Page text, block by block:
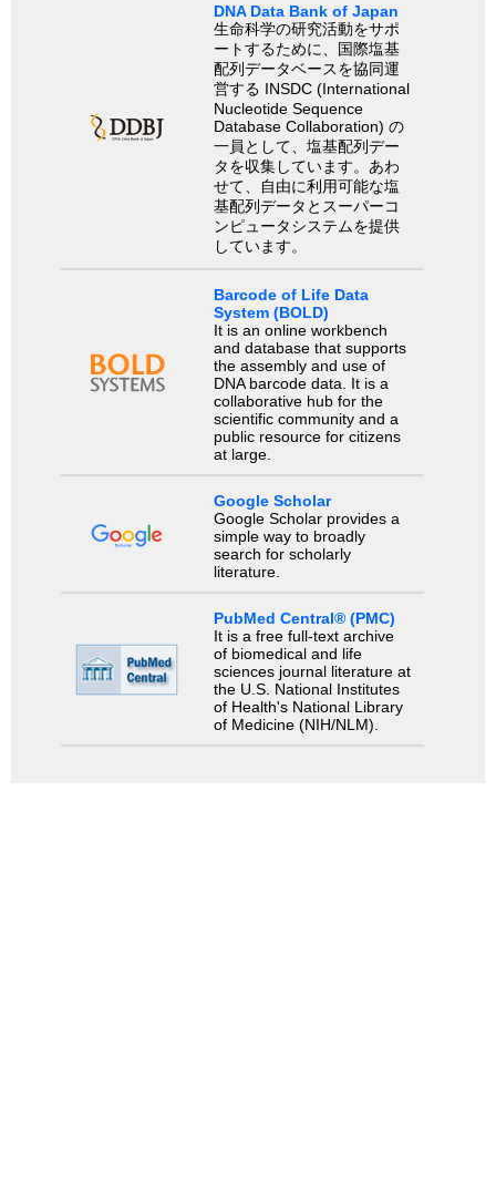
DNA Data Bank of Japan
生命科学の研究活動をサポ
ートするために、国際塩基
配列データベースを協同運
営する INSDC (International
Nucleotide Sequence
Database Collaboration) の
一員として、塩基配列デー
タを収集しています。あわ
せて、自由に利用可能な塩
基配列データとスーパーコ
ンピュータシステムを提供
しています。
Barcode of Life Data
System (BOLD)
It is an online workbench
and database that supports
the assembly and use of
DNA barcode data. It is a
collaborative hub for the
scientific community and a
public resource for citizens
at large.
Google Scholar
Google Scholar provides a
simple way to broadly
search for scholarly
literature.
PubMed Central® (PMC)
It is a free full-text archive
of biomedical and life
sciences journal literature at
the U.S. National Institutes
of Health's National Library
of Medicine (NIH/NLM).